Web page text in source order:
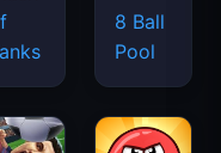
8 Ball
Pool